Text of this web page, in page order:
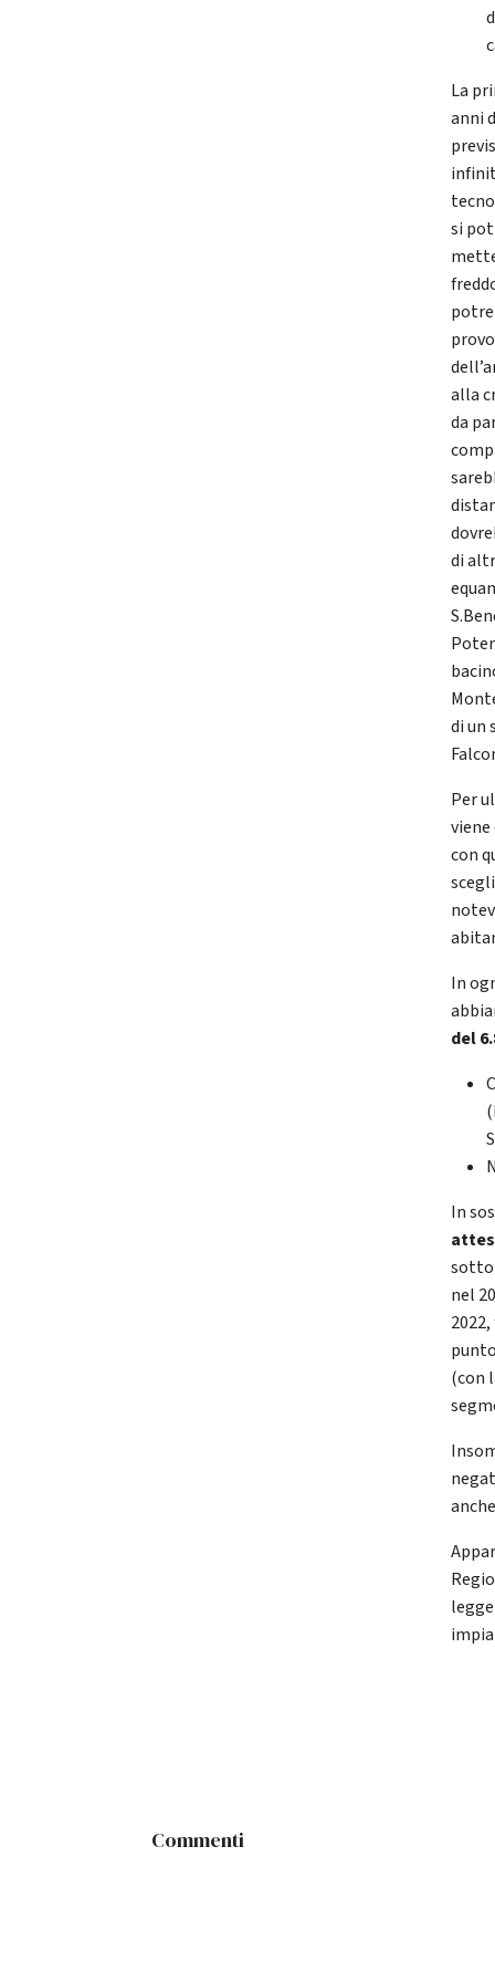
La
anni
si
alla
da
di
di un
Per
con
In
del
In
nel
(con
Commenti